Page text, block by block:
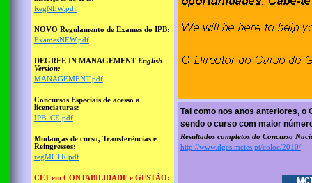
RegNEW.pdf
NOVO Regulamento de Exames do IPB:
ExamesNEW.pdf
DEGREE IN MANAGEMENT English
Version:
MANAGEMENT.pdf
Concursos Especiais de acesso a
licenciaturas:
IPB_CE.pdf
Mudanças de curso, Transferências e
Reingressos:
regMCTR.pdf
CET em CONTABILIDADE e GESTÃO:
Tal como nos anos anteriores, o
sendo o curso com maior
Resultados completos do Concurso
http://www.dges.mctes.pt/coloc/2010/